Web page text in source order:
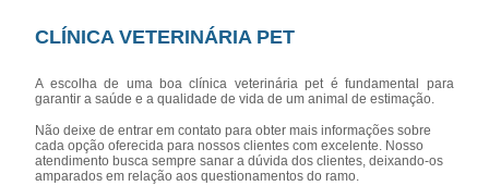
CLÍNICA VETERINÁRIA PET
A escolha de uma boa clínica veterinária pet é fundamental para
garantir a saúde e a qualidade de vida de um animal de estimação.
Não deixe de entrar em contato para obter mais informações sobre
cada opção oferecida para nossos clientes com excelente. Nosso
atendimento busca sempre sanar a dúvida dos clientes, deixando-os
amparados em relação aos questionamentos do ramo.